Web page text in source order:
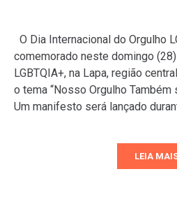
O Dia Internacional do Orgulho
comemorado neste domingo
LGBTQIA+, na Lapa, região
o tema “Nosso Orgulho Também
Um manifesto será lançado
LEIA